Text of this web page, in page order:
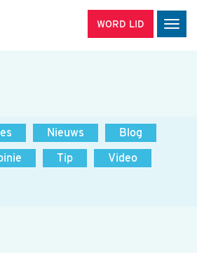
WORD LID
Nieuws
Blog
Tip
Video